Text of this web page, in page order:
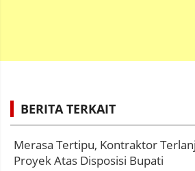
BERITA TERKAIT
Merasa Tertipu, Kontraktor
Proyek Atas Disposisi Bupati